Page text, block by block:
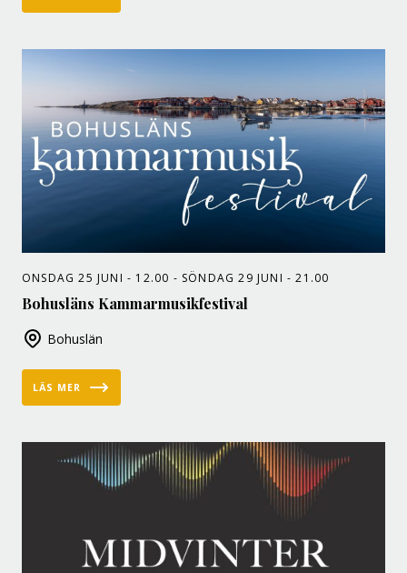
ONSDAG 25 JUNI - 12.00 - SÖNDAG 29 JUNI - 21.00
Bohusläns Kammarmusikfestival
Bohuslän
LÄS MER